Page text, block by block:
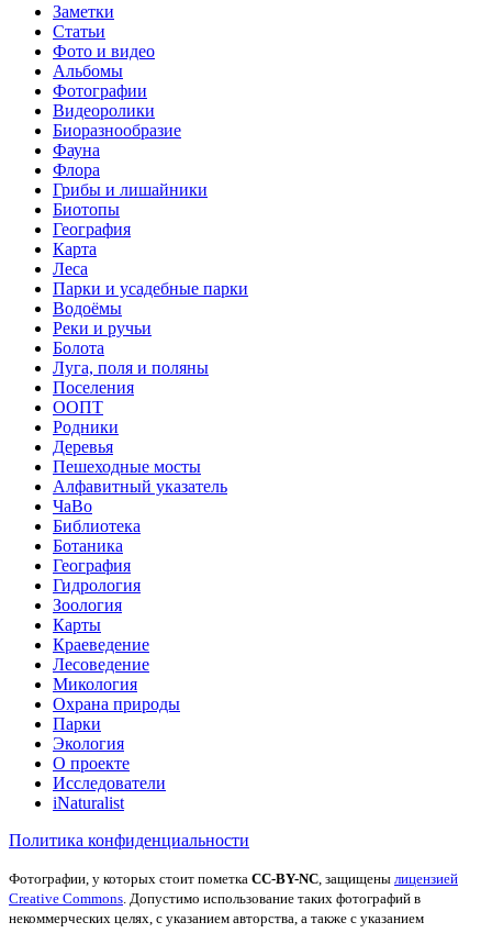
Заметки
Статьи
Фото и видео
Альбомы
Фотографии
Видеоролики
Биоразнообразие
Фауна
Флора
Грибы и лишайники
Биотопы
География
Карта
Леса
Парки и усадебные парки
Водоёмы
Реки и ручьи
Болота
Луга, поля и поляны
Поселения
ООПТ
Родники
Деревья
Пешеходные мосты
Алфавитный указатель
ЧаВо
Библиотека
Ботаника
География
Гидрология
Зоология
Карты
Краеведение
Лесоведение
Микология
Охрана природы
Парки
Экология
О проекте
Исследователи
iNaturalist
Политика конфиденциальности
Фотографии, у которых стоит пометка CC-BY-NC , защищены лицензией
Creative Commons . Допустимо использование таких фотографий в
некоммерческих целях, с указанием авторства, а также с указанием